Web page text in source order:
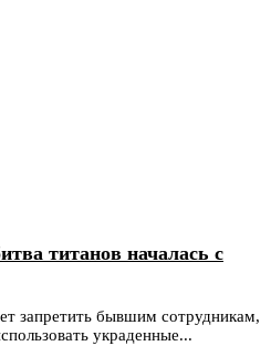
титанов началась с
запретить бывшим сотрудникам,
украденные...